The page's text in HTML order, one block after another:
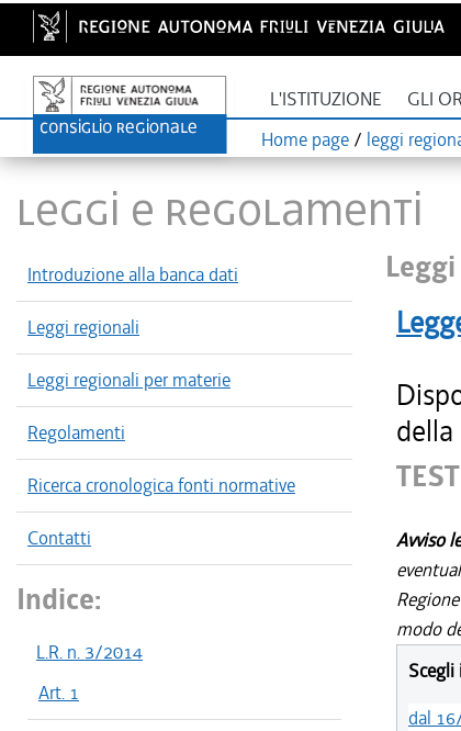
L'ISTITUZIONE GLI
Home page / leggi
LEGGI E REGOLAMENTI
Introduzione alla banca dati
Leggi regionali
Leggi regionali per materie
Regolamenti
Ricerca cronologica fonti normative
Contatti
Indice:
L.R. n. 3/2014
Art. 1
della
Avviso
modo
dal